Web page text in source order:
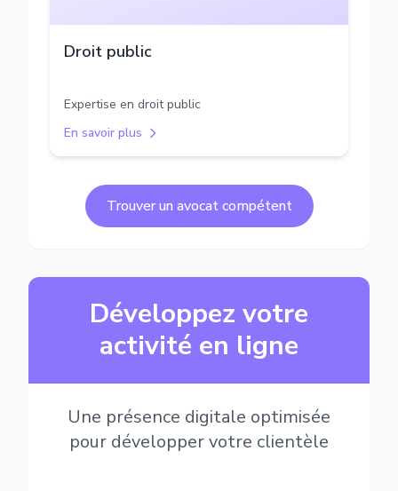
Droit public
Expertise en droit public
En savoir plus
Trouver un avocat compétent
Développez votre
activité en ligne
Une présence digitale optimisée
pour développer votre clientèle